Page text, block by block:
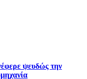
ψευδώς την